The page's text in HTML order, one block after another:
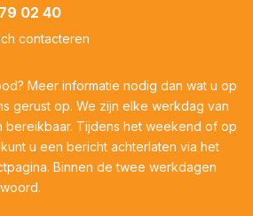
02 40
contacteren
Meer informatie nodig dan wat u op
gerust op. We zijn elke werkdag van
bereikbaar. Tijdens het weekend of op
u een bericht achterlaten via het
Binnen de twee werkdagen